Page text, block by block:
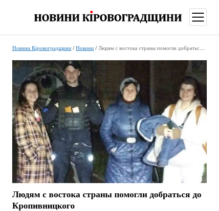
меню
Новини Кіровоградщини/ Новини/ Людям с востока страны помогли добраться до Кропивницкого
Людям с востока страны помогли добраться до
Кропивницкого